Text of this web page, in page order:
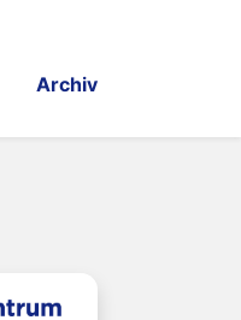
Archiv